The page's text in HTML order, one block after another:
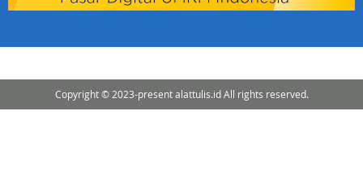
Copyright © 2023-present alattulis.id All rights reserved.